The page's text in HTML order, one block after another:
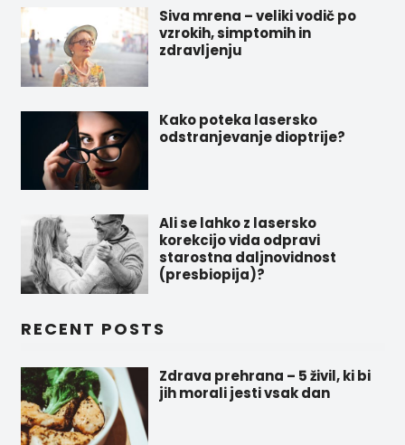
Siva mrena – veliki vodič po
vzrokih, simptomih in
zdravljenju
Kako poteka lasersko
odstranjevanje dioptrije?
Ali se lahko z lasersko
korekcijo vida odpravi
starostna daljnovidnost
(presbiopija)?
RECENT POSTS
Zdrava prehrana – 5 živil, ki bi
jih morali jesti vsak dan